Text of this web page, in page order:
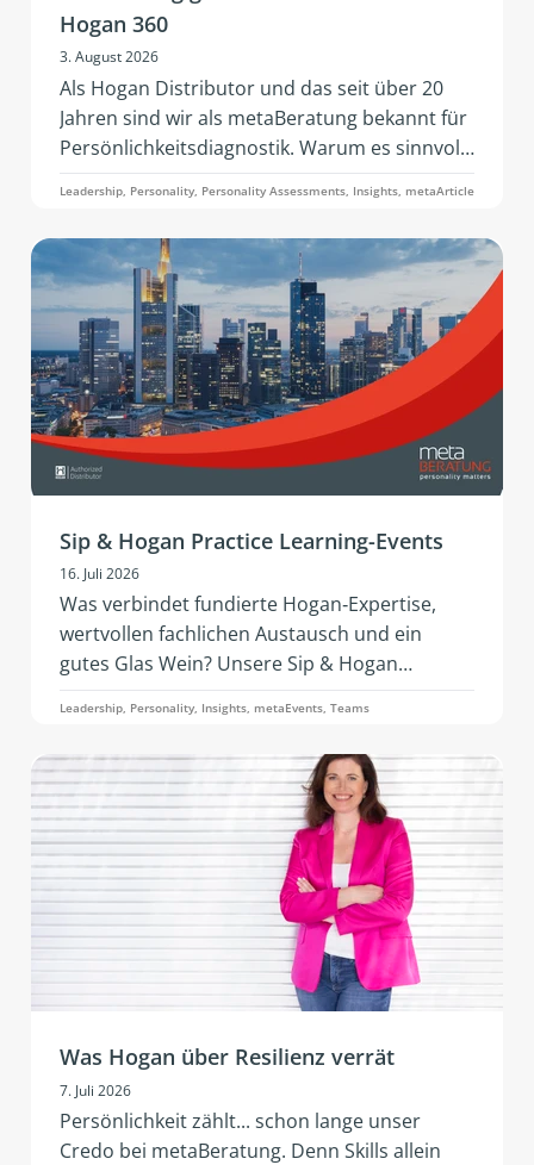
Hogan 360
3. August 2026
Als Hogan Distributor und das seit über 20
Jahren sind wir als metaBeratung bekannt für
Persönlichkeitsdiagnostik. Warum es sinnvoll
sein kann diesen Datenpunkten in
Fragestellungen zur Entwicklung noch weitere
hinzuzufügen, darum soll es in diesem Artikel
zu 360° Analyse durch das Hogan 360
Assessment by PBC gehen.
Leadership, Personality, Personality Assessments, Insights, metaArticle
Sip & Hogan Practice Learning-Events
16. Juli 2026
Was verbindet fundierte Hogan‑Expertise,
wertvollen fachlichen Austausch und ein
gutes Glas Wein? Unsere Sip & Hogan
Practice‑Events! 2026 kommt dieses
erfolgreiche Format erstmals nach Österreich
und Deutschland. Mit neuen Impulsen,
lebendigem Networking und praxisnaher
Weiterentwicklung.
Leadership, Personality, Insights, metaEvents, Teams
Was Hogan über Resilienz verrät
7. Juli 2026
Persönlichkeit zählt... schon lange unser
Credo bei metaBeratung. Denn Skills allein